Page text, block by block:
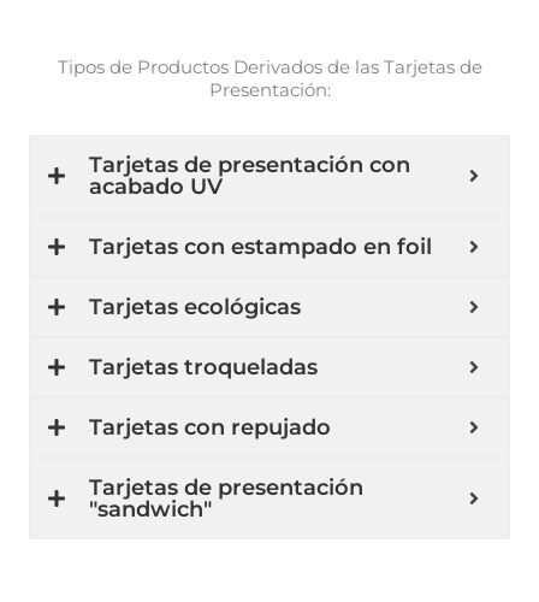
Tipos de Productos Derivados de las Tarjetas de
Presentación:
Tarjetas de presentación con
acabado UV
Tarjetas con estampado en foil
Tarjetas ecológicas
Tarjetas troqueladas
Tarjetas con repujado
Tarjetas de presentación
"sandwich"